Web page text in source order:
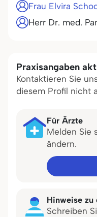
Frau Elvira
Herr Dr. med.
Praxisangaben
Kontaktieren Sie
diesem Profil nicht
Für Ärzte
Melden Sie
ändern.
Hinweise zu
Schreiben